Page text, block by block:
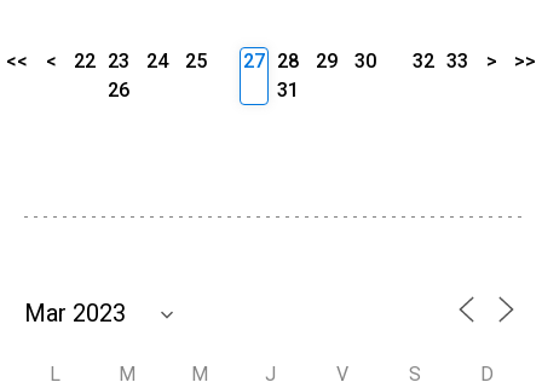
<< < 22 23 24
25
26
27 28 29
30
31
32 33 > >>
L M M J V S D